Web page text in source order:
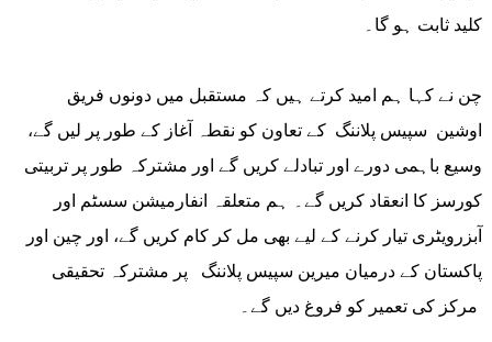
کلید ثابت ہو گا۔
چن نے کہا ہم امید کرتے ہیں کہ مستقبل میں دونوں فریق
اوشین سپیس پلاننگ کے تعاون کو نقطہ آغاز کے طور پر لیں گے،
وسیع باہمی دورے اور تبادلے کریں گے اور مشترکہ طور پر تربیتی
کورسز کا انعقاد کریں گے۔ ہم متعلقہ انفارمیشن سسٹم اور
آبزرویٹری تیار کرنے کے لیے بھی مل کر کام کریں گے، اور چین اور
پاکستان کے درمیان میرین سپیس پلاننگ پر مشترکہ تحقیقی